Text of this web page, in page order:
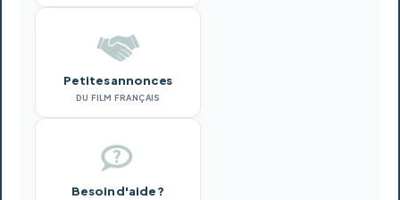
Petites annonces
DU FILM FRANÇAIS
Besoin d'aide ?